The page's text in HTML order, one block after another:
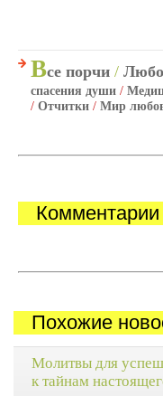
Все порчи /
спасения души /
/ Отчитки / Мир
Комментарии
Похожие
Молитвы для
к тайнам